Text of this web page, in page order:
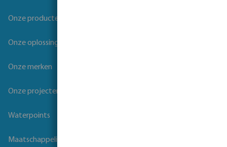
Onze producten
Onze oplossingen
Onze merken
Onze projecten
Waterpoints
Maatschappelijk verantwoord ondernemen